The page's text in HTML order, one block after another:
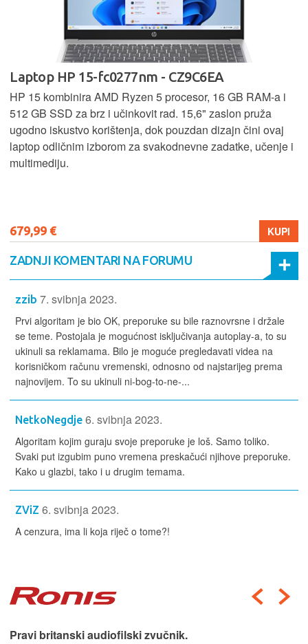
Laptop HP 15-fc0277nm - CZ9C6EA
HP 15 kombinira AMD Ryzen 5 procesor, 16 GB RAM-a i
512 GB SSD za brz i učinkovit rad. 15,6" zaslon pruža
ugodno iskustvo korištenja, dok pouzdan dizajn čini ovaj
laptop odličnim izborom za svakodnevne zadatke, učenje i
multimediju.
679,99 € KUPI
ZADNJI KOMENTARI NA FORUMU
zzib 7. svibnja 2023.
Prvi algoritam je bio OK, preporuke su bile raznovrsne i držale
se teme. Postojala je mogućnost isključivanja autoplay-a, to su
ukinuli sa reklamama. Bilo je moguće pregledavati videa na
korisničkom računu vremenski, odnosno od najstarijeg prema
najnovijem. To su ukinuli ni-bog-to-ne-...
NetkoNegdje 6. svibnja 2023.
Algoritam kojim guraju svoje preporuke je loš. Samo toliko.
Svaki put izgubim puno vremena preskačući njihove preporuke.
Kako u glazbi, tako i u drugim temama.
ZViZ 6. svibnja 2023.
A cenzura, ima li koja riječ o tome?!
Pravi britanski audiofilski zvučnik.